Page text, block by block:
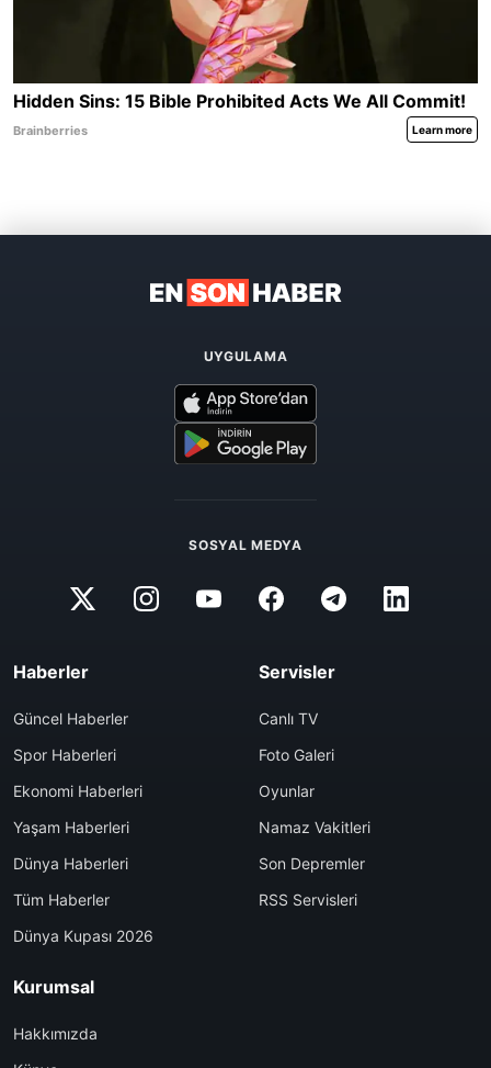
UYGULAMA
SOSYAL MEDYA
Haberler
Güncel Haberler
Spor Haberleri
Ekonomi Haberleri
Yaşam Haberleri
Dünya Haberleri
Tüm Haberler
Dünya Kupası 2026
Servisler
Canlı TV
Foto Galeri
Oyunlar
Namaz Vakitleri
Son Depremler
RSS Servisleri
Kurumsal
Hakkımızda